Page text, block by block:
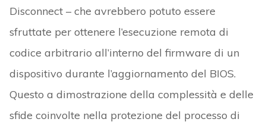
Disconnect – che avrebbero potuto essere
sfruttate per ottenere l’esecuzione remota di
codice arbitrario all’interno del firmware di un
dispositivo durante l’aggiornamento del BIOS.
Questo a dimostrazione della complessità e delle
sfide coinvolte nella protezione del processo di